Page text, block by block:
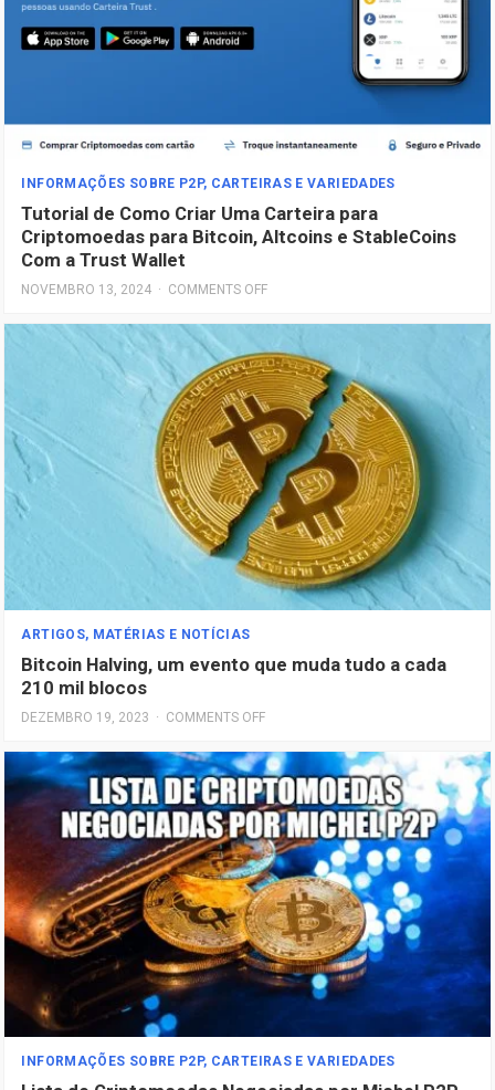
INFORMAÇÕES SOBRE P2P, CARTEIRAS E VARIEDADES
Tutorial de Como Criar Uma Carteira para
Criptomoedas para Bitcoin, Altcoins e StableCoins
Com a Trust Wallet
NOVEMBRO 13, 2024 · COMMENTS OFF
ARTIGOS, MATÉRIAS E NOTÍCIAS
Bitcoin Halving, um evento que muda tudo a cada
210 mil blocos
DEZEMBRO 19, 2023 · COMMENTS OFF
INFORMAÇÕES SOBRE P2P, CARTEIRAS E VARIEDADES